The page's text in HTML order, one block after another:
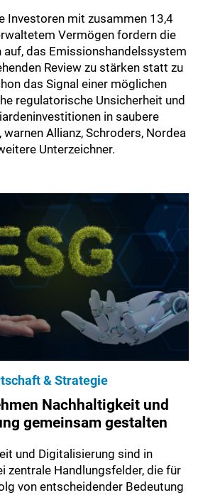
Investoren mit zusammen 13,4
Vermögen fordern die
auf, das Emissionshandelssystem
Review zu stärken statt zu
das Signal einer möglichen
regulatorische Unsicherheit und
in saubere
Allianz, Schroders, Nordea
Unterzeichner.
& Strategie
Nachhaltigkeit und
gemeinsam gestalten
und Digitalisierung sind in
zentrale Handlungsfelder, die für
von entscheidender Bedeutung